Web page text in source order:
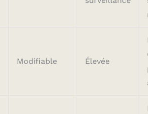
Modifiable Élevée